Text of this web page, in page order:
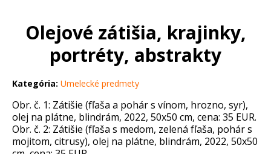
Olejové zátišia, krajinky,
portréty, abstrakty
Kategória: Umelecké predmety
Obr. č. 1: Zátišie (fľaša a pohár s vínom, hrozno, syr),
olej na plátne, blindrám, 2022, 50x50 cm, cena: 35 EUR.
Obr. č. 2: Zátišie (fľaša s medom, zelená fľaša, pohár s
mojitom, citrusy), olej na plátne, blindrám, 2022, 50x50